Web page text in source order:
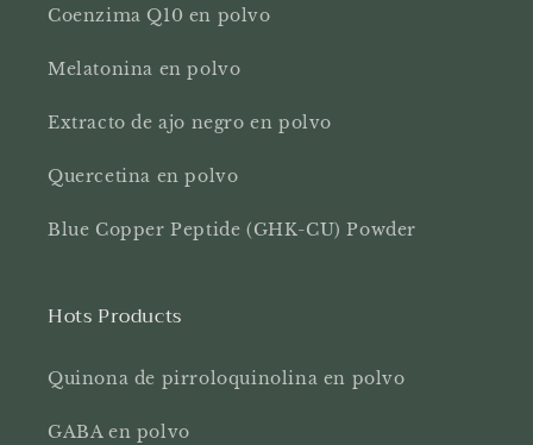
Coenzima Q10 en polvo
Melatonina en polvo
Extracto de ajo negro en polvo
Quercetina en polvo
Blue Copper Peptide (GHK-CU) Powder
Hots Products
Quinona de pirroloquinolina en polvo
GABA en polvo